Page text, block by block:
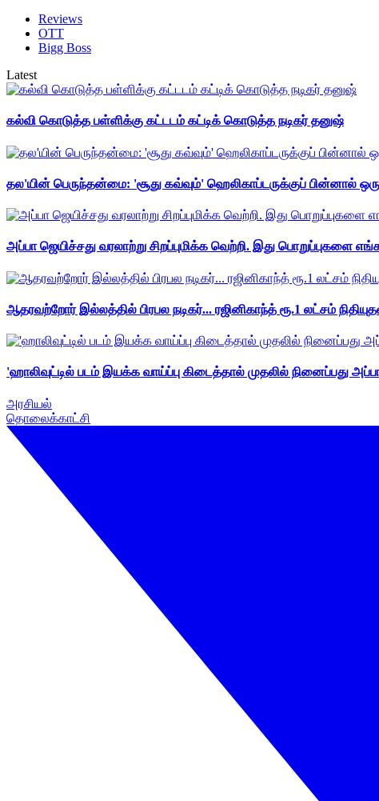
Reviews
OTT
Bigg Boss
Latest
கல்வி கொடுத்த பள்ளிக்கு கட்டடம் கட்டிக் கொடுத்த நடிகர் தனுஷ்
தல'யின் பெருந்தன்மை: 'சூது கவ்வும்' ஹெலிகாப்டருக்குப் பின்னால்
அப்பா ஜெயிச்சது வரலாற்று சிறப்புமிக்க வெற்றி. இது பொறுப்புகளை
ஆதரவற்றோர் இல்லத்தில் பிரபல நடிகர்... ரஜினிகாந்த் ரூ.1 லட்சம்
'ஹாலிவுட்டில் படம் இயக்க வாய்ப்பு கிடைத்தால் முதலில் நினைப்பது
அரசியல்
தொலைக்காட்சி